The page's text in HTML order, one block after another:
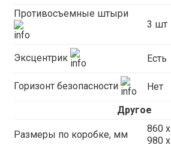
Противосъемные штыри
3 шт
Эксцентрик Есть
Горизонт безопасности Нет
Другое
Размеры по коробке, мм
860
980